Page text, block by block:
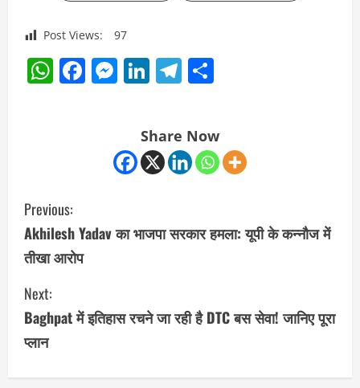
Post Views: 97
WhatsApp
Facebook
Messenger
LinkedIn
Telegram
Share Now
C
o
n
t
i
n
Previous:
Akhilesh Yadav का भाजपा सरकार हमला: यूपी के कन्नौज में
तीखा आरोप
Next:
Baghpat में इतिहास रचने जा रही है DTC बस सेवा! जानिए पूरा
प्लान